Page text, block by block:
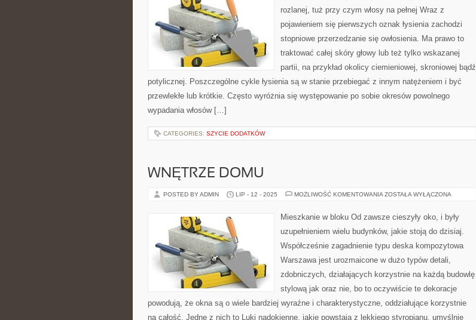
NIEMNIEJ
DZISIAJ
KŁOPOTEM
rozlanej, tuż przy czym włosy na pełnej Wraz z
pojawieniem się pierwszych oznak łysienia zachodzi
stopniowe przerzedzanie się owłosienia. Ma prawo to
traktować całej skóry głowy lub też tylko wskazanej
partii, na przykład okolicy ciemieniowej, skroniowej bądź
potylicznej. Poszczególne cykle łysienia są w stanie przebiegać z innym natężeniem i być
przewlekłe lub krótkie. Często wyróżnia się występowanie po sobie okresów powolnego
wypadania włosów […]
CATEGORIES: SZYCIE DODATKÓW
WNĘTRZE DOMU
POSTED BY ADMIN LIP - 12 - 2025 MOŻLIWOŚĆ KOMENTOWANIA WNĘTRZE
ZOSTAŁA WYŁĄCZONA
Mieszkanie w bloku Od zawsze cieszyły oko, i były
uzupełnieniem wielu budynków, jakie stoją do dzisiaj.
Współcześnie zagadnienie typu deska kompozytowa
Warszawa jest urozmaicone w dużo typów detali,
zdobniczych, działających korzystnie na każdą budowlę
stylową jak oraz nie, bo to oczywiście te dekoracje
powodują, że okna są o wiele bardziej wyraźne i charakterystyczne, oddziałujące korzystnie
na całość. Jedne z nich to Luki nadokienne, jakie powstają z lekkiego styropianu, umyślnie